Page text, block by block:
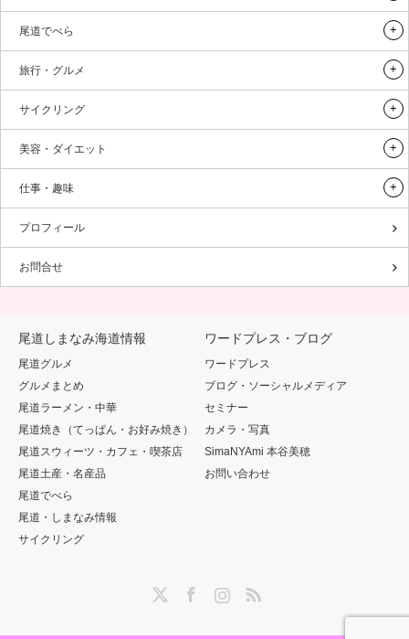
尾道でべら
旅行・グルメ
サイクリング
美容・ダイエット
仕事・趣味
プロフィール
お問合せ
尾道しまなみ海道情報
尾道グルメ
グルメまとめ
尾道ラーメン・中華
尾道焼き（てっぱん・お好み焼き）
尾道スウィーツ・カフェ・喫茶店
尾道土産・名産品
尾道でべら
尾道・しまなみ情報
サイクリング
ワードプレス・ブログ
ワードプレス
ブログ・ソーシャルメディア
セミナー
カメラ・写真
SimaNYAmi 本谷美穂
お問い合わせ
InstagramRSS